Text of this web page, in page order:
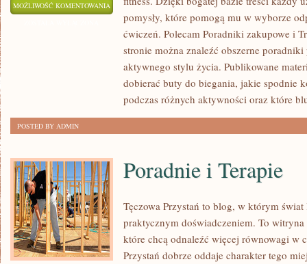
MOŻLIWOŚĆ KOMENTOWANIA PORADNIKI
ZAKUPOWE
pomysły, które pomogą mu w wyborze
ćwiczeń. Polecam Poradniki zakupowe i
stronie można znaleźć obszerne poradniki
aktywnego stylu życia. Publikowane
dobierać buty do biegania, jakie spodnie
podczas różnych aktywności oraz które
POSTED BY ADMIN
Poradnie i Terapie
Tęczowa Przystań to blog, w którym
praktycznym doświadczeniem. To
które chcą odnaleźć więcej równowagi w
Przystań dobrze oddaje charakter tego